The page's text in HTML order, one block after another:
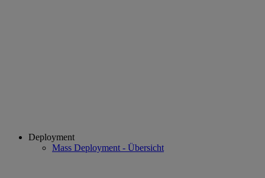
Deployment
Mass Deployment - Übersicht